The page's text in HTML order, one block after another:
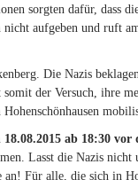
sorgten dafür, dass
aufgeben und ruft
Die Nazis
der Versuch, ihre
18.08.2015 ab 18:30 vor
Lasst die Nazis
Für alle, die sich in